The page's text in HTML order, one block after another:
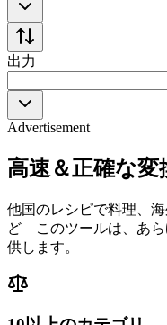
出力
Advertisement
高速＆正確な変
他国のレシピで料理、
ど—このツールは、あ
供します。